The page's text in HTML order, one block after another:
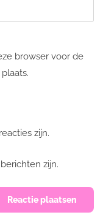
browser voor de
zijn.
zijn.